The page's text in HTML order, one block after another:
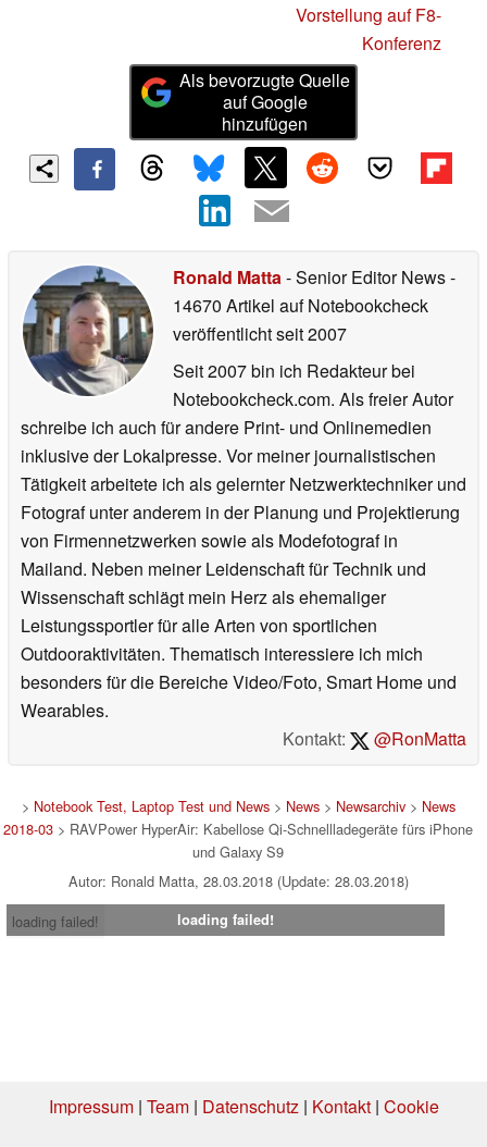
Vorstellung auf F8-
Konferenz
Als bevorzugte Quelle
auf Google
hinzufügen
Ronald Matta- Senior Editor News-
14670 Artikel auf Notebookcheck
veröffentlichtseit 2007
Seit 2007 bin ich Redakteur bei
Notebookcheck.com. Als freier Autor
schreibe ich auch für andere Print- und Onlinemedien
inklusive der Lokalpresse. Vor meiner journalistischen
Tätigkeit arbeitete ich als gelernter Netzwerktechniker und
Fotograf unter anderem in der Planung und Projektierung
von Firmennetzwerken sowie als Modefotograf in
Mailand. Neben meiner Leidenschaft für Technik und
Wissenschaft schlägt mein Herz als ehemaliger
Leistungssportler für alle Arten von sportlichen
Outdooraktivitäten. Thematisch interessiere ich mich
besonders für die Bereiche Video/Foto, Smart Home und
Wearables.
Kontakt:
@RonMatta
> Notebook Test, Laptop Test und News> News> Newsarchiv> News
2018-03 > RAVPower HyperAir: Kabellose Qi-Schnellladegeräte fürs iPhone
und Galaxy S9
Autor: Ronald Matta, 28.03.2018 (Update: 28.03.2018)
loading failed!
loading failed!
Impressum| Team| Datenschutz| Kontakt| Cookie